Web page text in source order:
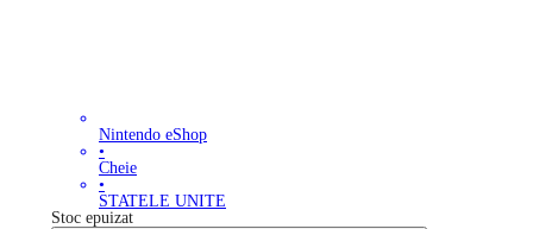
Nintendo eShop
•
Cheie
•
STATELE UNITE
Stoc epuizat